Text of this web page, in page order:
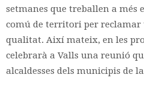
setmanes que treballen a més
comú de territori per
qualitat. Així mateix, en les
celebrarà a Valls una reunió
alcaldesses dels municipis de